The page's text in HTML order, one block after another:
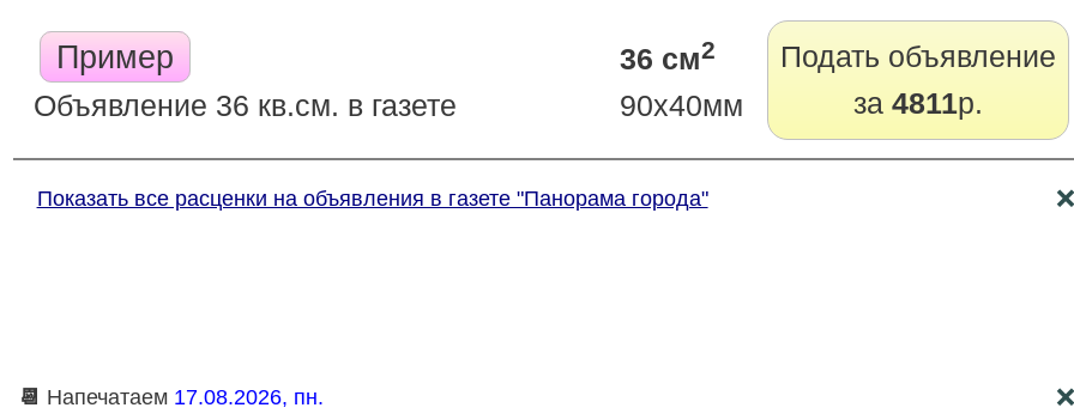
Пример
Объявление 36 кв.см. в газете
36 см2
90x40мм
Подать объявление
за 4811р.
Показать все расценки на объявления в газете "Панорама города"
📆 Напечатаем 17.08.2026, пн.